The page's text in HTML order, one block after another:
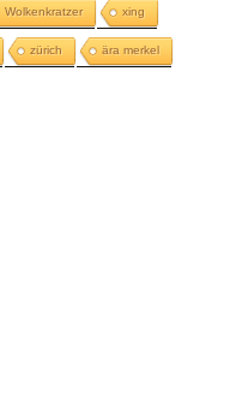
Wolkenkratzer xing
zürich ära merkel